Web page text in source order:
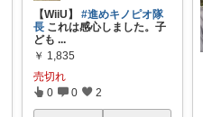
【WiiU】#進めキノピオ隊
長 これは感心しました。子
ども ...
￥ 1,835
売切れ
0 0 2